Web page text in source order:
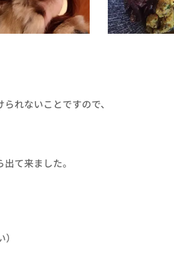
れないことですので、
て来ました。